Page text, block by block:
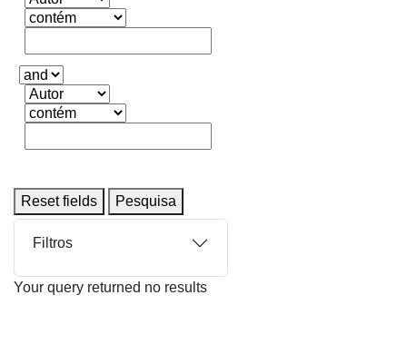
Reset fields Pesquisa
Filtros
Your query returned no results